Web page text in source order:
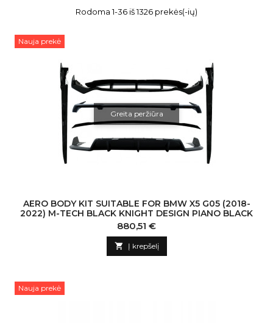
Rodoma 1-36 iš 1326 prekės(-ių)
Nauja prekė
Greita peržiūra
AERO BODY KIT SUITABLE FOR BMW X5 G05 (2018-
2022) M-TECH BLACK KNIGHT DESIGN PIANO BLACK
Kaina
880,51 €
 Į krepšelį
Nauja prekė